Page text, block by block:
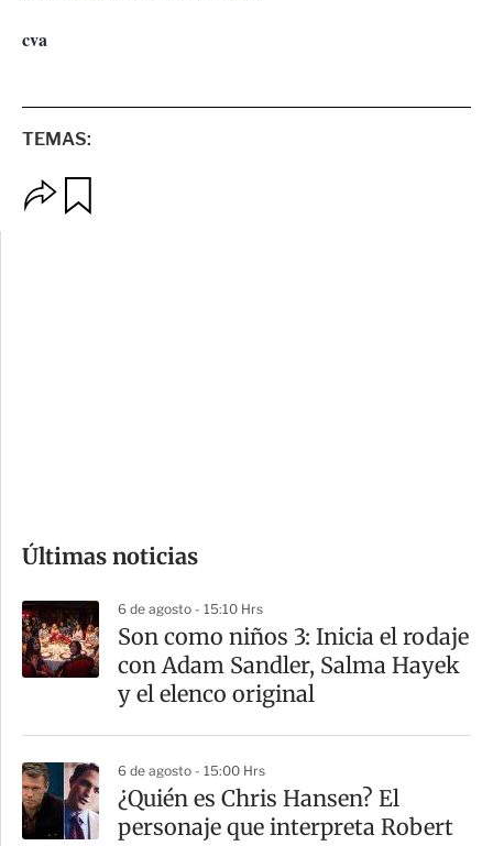
cva
TEMAS:
m
a
r
t
Últimas noticias
6 de agosto - 15:10 Hrs
Son como niños 3: Inicia el rodaje
con Adam Sandler, Salma Hayek
y el elenco original
6 de agosto - 15:00 Hrs
¿Quién es Chris Hansen? El
personaje que interpreta Robert